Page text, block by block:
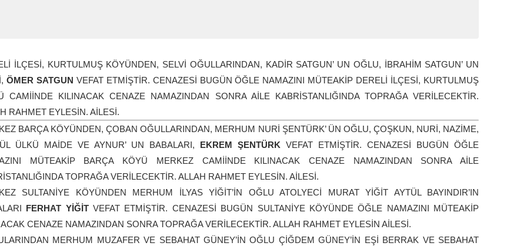
İLÇESİ, KURTULMUŞ KÖYÜNDEN, SELVİ OĞULLARINDAN, KADİR SATGUN’ UN OĞLU, İBRAHİM SATGUN’ UN
ÖMER SATGUN VEFAT ETMİŞTİR. CENAZESİ BUGÜN ÖĞLE NAMAZINI MÜTEAKİP DERELİ İLÇESİ, KURTULMUŞ
CAMİİNDE KILINACAK CENAZE NAMAZINDAN SONRA AİLE KABRİSTANLIĞINDA TOPRAĞA VERİLECEKTİR.
RAHMET EYLESİN. AİLESİ.
BARÇA KÖYÜNDEN, ÇOBAN OĞULLARINDAN, MERHUM NURİ ŞENTÜRK’ ÜN OĞLU, ÇOŞKUN, NURİ, NAZİME,
ÜLKÜ MAİDE VE AYNUR’ UN BABALARI, EKREM ŞENTÜRK VEFAT ETMİŞTİR. CENAZESİ BUGÜN ÖĞLE
MÜTEAKİP BARÇA KÖYÜ MERKEZ CAMİİNDE KILINACAK CENAZE NAMAZINDAN SONRA AİLE
TOPRAĞA VERİLECEKTİR. ALLAH RAHMET EYLESİN. AİLESİ.
SULTANİYE KÖYÜNDEN MERHUM İLYAS YİĞİT’İN OĞLU ATOLYECİ MURAT YİĞİT AYTÜL BAYINDIR’IN
FERHAT YİĞİTVEFAT ETMİŞTİR. CENAZESİ BUGÜN SULTANİYE KÖYÜNDE ÖĞLE NAMAZINI MÜTEAKİP
CENAZE NAMAZINDAN SONRA TOPRAĞA VERİLECEKTİR. ALLAH RAHMET EYLESİN AİLESİ.
MERHUM MUZAFER VE SEBAHAT GÜNEY’İN OĞLU ÇİĞDEM GÜNEY’İN EŞİ BERRAK VE SEBAHAT